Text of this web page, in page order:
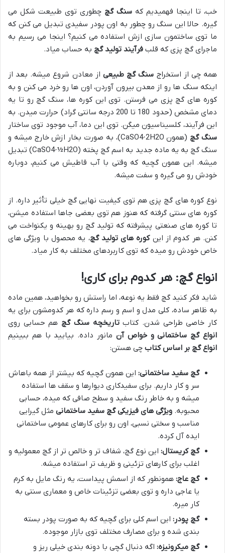
خب، تا اینجا فهمیدیم که سنگ گچ چطوری توی طبیعت شکل می
گیره. حالا این سنگ رو چطور به اون پودر سفیدی تبدیل می کنن که
ما توی ساختمون سازی ازش استفاده می کنیم؟ اینجا می رسیم به
ماجرای گچ پزی که قلب فرآیند تولید گچ به حساب میاد.
همه چی از استخراج سنگ گچ طبیعی از معادن شروع میشه. بعد از
اینکه سنگ ها رو از معدن بیرون آوردن، اون ها رو خرد می کنن و به
کوره های گچ پزی می فرستن. توی این کوره ها، سنگ گچ رو تا یه
دمای مشخص (حدود 180 تا 200 درجه سانتی گراد) حرارت میدن. به
این فرآیند، کلسیناسیون میگن. توی این دما، آب موجود توی ساختار
سنگ گچ
(همون CaSO4·2H2O)، به صورت بخار ازش خارج میشه و
سنگ گچ به یه ماده جدید به اسم گچ پخته (CaSO4·½H2O) تبدیل
میشه. این همون گچیه که وقتی با آب قاطیش می کنیم، دوباره
خودش رو می گیره و سفت میشه.
نوع کوره های گچ پزی هم توی کیفیت نهایی گچ خیلی تأثیر داره. از
کوره های سنتی گرفته که هنوز هم توی بعضی جاها استفاده میشن،
تا کوره های صنعتی پیشرفته که تولید گچ رو بهینه و یکنواخت می
کنن. هر کدوم از اینکوره های تولید گچ، یه محصول با ویژگی های
خاص خودش رو میده که توی کاربردهای مختلف به کار میاد.
انواع گچ: هر کدوم برای کاری!
شاید فکر کنید گچ فقط یه نوعه، اما راستش رو بخواهید، همین ماده
به ظاهر ساده، کلی مدل و اسم و رسم داره که هر کدومشون برای یه
کار خاصی طراحی شدن. کتابتاریخچه سنگ گچ هم حسابی روی
انواع گچ ساختمانی و خواص آن مانور داده. بیایید با هم ببینیم
انواع گچ بر اساس کتاب چی هستن:
گچ سفید ساختمانی: این همون گچیه که بیشتر از همه باهاش
سر و کار داریم. برای سفیدکاری دیوارها و سقف ها استفاده
میشه و به خاطر رنگ سفید و سطح صافی که میده، حسابی
محبوبه. ویژگی های فیزیکی گچ سفید ساختمانی مثل گیرایی
مناسب و سختی نسبی، اون رو برای کارهای عمومی ساختمانی
ایده آل کرده.
گچ کریستال: این نوع گچ، شفاف تر و خالص تر از گچ معمولیه و
اغلب برای کارهای تزئینی و ظریف تر استفاده میشه.
گچ عاج: همونطور که از اسمش پیداست، یه رنگ مایل به کرم
یا عاجی داره و توی بعضی تزئینات خاص و معماری سنتی به
کار میره.
گچ پودر: این اسم کلی برای گچیه که به صورت پودر بسته
بندی شده و برای مصارف مختلف توی بازار موجوده.
گچ میکرونیزه: اگه دنبال گچی با دونه بندی خیلی ریز و